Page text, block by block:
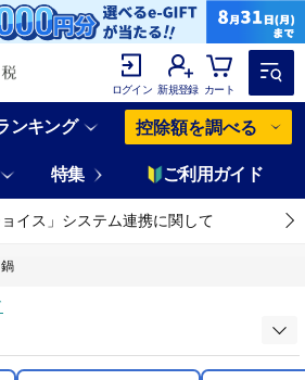
ログイン 新規登録 カート
ンキング 控除額を調べる
特集 ご利用ガイド
ョイス」システム連携に関して
鍋